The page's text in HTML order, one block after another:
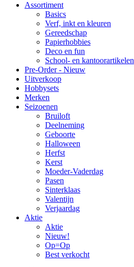
Assortiment
Basics
Verf, inkt en kleuren
Gereedschap
Papierhobbies
Deco en fun
School- en kantoorartikelen
Pre-Order - Nieuw
Uitverkoop
Hobbysets
Merken
Seizoenen
Bruiloft
Deelneming
Geboorte
Halloween
Herfst
Kerst
Moeder-Vaderdag
Pasen
Sinterklaas
Valentijn
Verjaardag
Aktie
Aktie
Nieuw!
Op=Op
Best verkocht